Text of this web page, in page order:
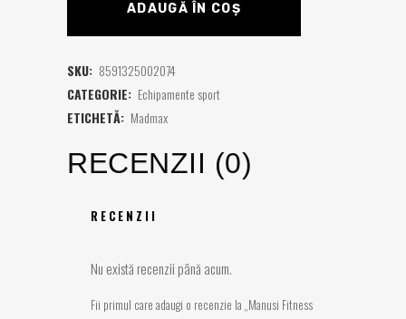
ADAUGĂ ÎN COȘ
SKU: 8591325002074
CATEGORIE: Echipamente sport
ETICHETĂ: Madmax
RECENZII (0)
RECENZII
Nu există recenzii până acum.
Fii primul care adaugi o recenzie la „Manusi Fitness